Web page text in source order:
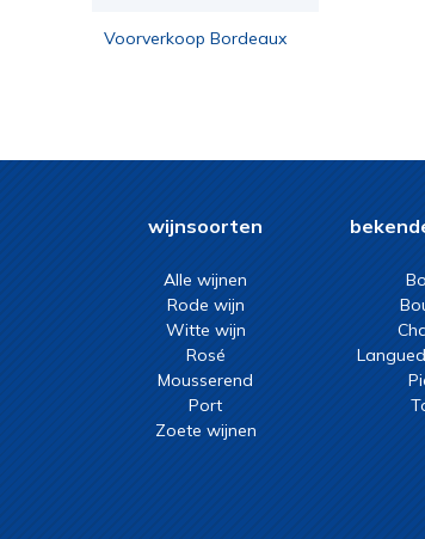
Voorverkoop Bordeaux
wijnsoorten
Alle wijnen
Rode wijn
Witte wijn
Rosé
Mousserend
Port
Zoete wijnen